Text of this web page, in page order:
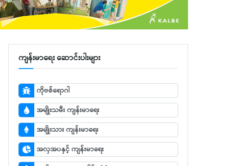
ကျန်းမာရေး ဆောင်းပါးများ
ကိုဗစ်ရောဂါ
အမျိုးသမီး ကျန်းမာရေး
အမျိုးသား ကျန်းမာရေး
အလှအပနှင့် ကျန်းမာရေး